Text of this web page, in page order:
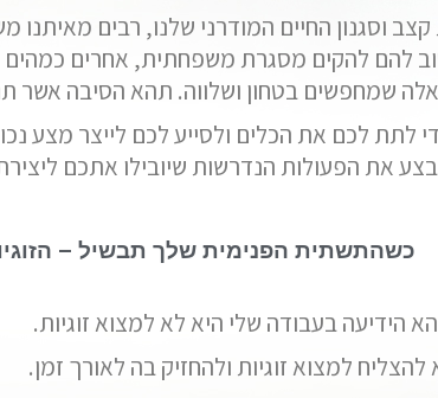
וסגנון החיים המודרני שלנו, רבים
להם להקים מסגרת משפחתית, אחרים
שמחפשים בטחון ושלווה. תהא הסיבה אשר
לתת לכם את הכלים ולסייע לכם לייצר מצע
את הפעולות הנדרשות שיובילו אתכם
כשהתשתית הפנימית שלך תבשיל –
הידיעה בעבודה שלי היא לא למצוא זוגיות.
למצוא זוגיות ולהחזיק בה לאורך זמן.